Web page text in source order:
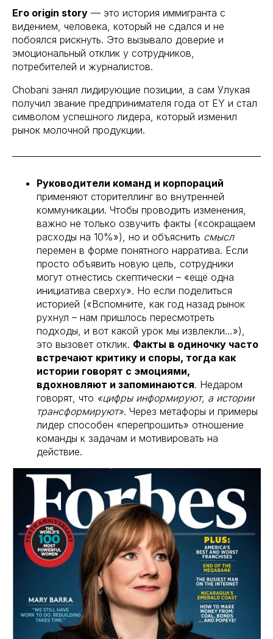
Его origin story — это история иммигранта с
видением, человека, который не сдался и не
побоялся рискнуть. Это вызывало доверие и
эмоциональный отклик у сотрудников,
потребителей и журналистов.
Chobani занял лидирующие позиции, а сам Улукая
получил звание предпринимателя года от EY и стал
символом успешного лидера, который изменил
рынок молочной продукции.
Руководители команд и корпораций
применяют сторителлинг во внутренней
коммуникации. Чтобы проводить изменения,
важно не только озвучить факты («сокращаем
расходы на 10%»), но и объяснить смысл
перемен в форме понятного нарратива. Если
просто объявить новую цель, сотрудники
могут отнестись скептически – «ещё одна
инициатива сверху». Но если поделиться
историей («Вспомните, как год назад рынок
рухнул – нам пришлось пересмотреть
подходы, и вот какой урок мы извлекли…»),
это вызовет отклик. Факты в одиночку часто
встречают критику и споры, тогда как
истории говорят с эмоциями,
вдохновляют и запоминаются. Недаром
говорят, что «цифры информируют, а истории
трансформируют». Через метафоры и примеры
лидер способен «перепрошить» отношение
команды к задачам и мотивировать на
действие.